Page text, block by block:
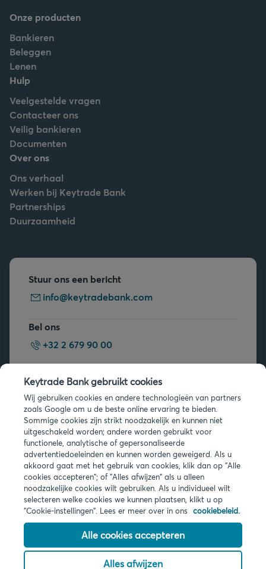
Onze producten
Bankieren
Beleggen
Lenen
Hulp
Veelgestelde vragen
Contacteer ons
Veilig bankieren
Documenten
Over ons
Ons verhaal
Werken bij Keytrade Bank
Partnerships
Duurzaamheid
Stuur ons een bericht
info@keytradebank.com
Bel ons
+32 2 679 90 00
Veelgestelde vragen
Juridische info
Privacy
Cookies
PSD2
Toegankelijkheid
© 2026 Keytrade Bank, Belgisch bijkantoor van Arkéa Direct Bank NV
Keytrade Bank gebruikt cookies
Wij gebruiken cookies en andere technologieën van partners
zoals Google om u de beste online ervaring te bieden.
Sommige cookies zijn strikt noodzakelijk en kunnen niet
uitgeschakeld worden; andere worden gebruikt voor
functionele, analytische of gepersonaliseerde
advertentiedoeleinden en kunnen worden geweigerd. Als u
akkoord gaat met het gebruik van cookies, klik dan op "Alle
cookies accepteren"; of "Alles afwijzen" als u alleen
noodzakelijke cookies wilt gebruiken. Als u individueel wilt
selecteren welke cookies we kunnen plaatsen, klikt u op
"Cookie-instellingen". Lees er meer over in ons cookiebeleid.
Alle cookies accepteren
Alles afwijzen